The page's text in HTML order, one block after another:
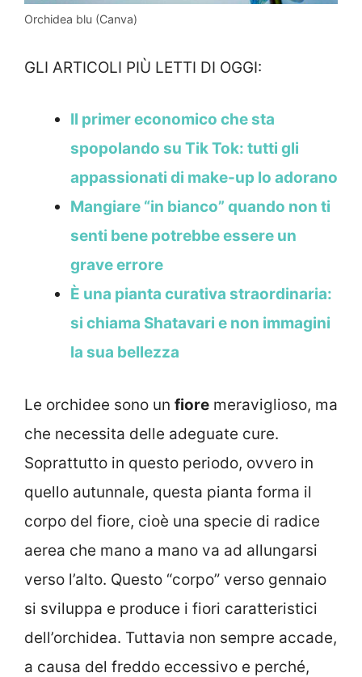
Orchidea blu (Canva)
GLI ARTICOLI PIÙ LETTI DI OGGI:
Il primer economico che sta
spopolando su Tik Tok: tutti gli
appassionati di make-up lo adorano
Mangiare “in bianco” quando non ti
senti bene potrebbe essere un
grave errore
È una pianta curativa straordinaria:
si chiama Shatavari e non immagini
la sua bellezza
Le orchidee sono un fiore meraviglioso, ma
che necessita delle adeguate cure.
Soprattutto in questo periodo, ovvero in
quello autunnale, questa pianta forma il
corpo del fiore, cioè una specie di radice
aerea che mano a mano va ad allungarsi
verso l’alto. Questo “corpo” verso gennaio
si sviluppa e produce i fiori caratteristici
dell’orchidea. Tuttavia non sempre accade,
a causa del freddo eccessivo e perché,